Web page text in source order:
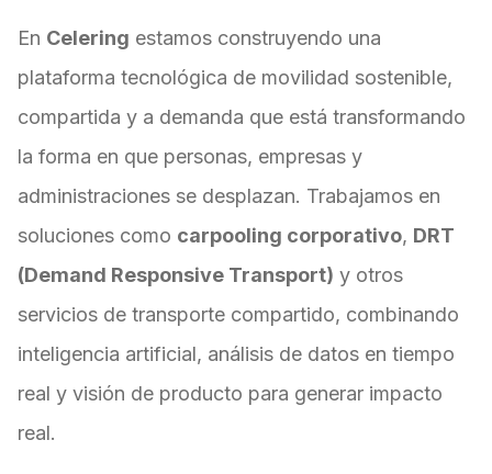
En Celering estamos construyendo una
plataforma tecnológica de movilidad sostenible,
compartida y a demanda que está transformando
la forma en que personas, empresas y
administraciones se desplazan. Trabajamos en
soluciones como carpooling corporativo, DRT
(Demand Responsive Transport) y otros
servicios de transporte compartido, combinando
inteligencia artificial, análisis de datos en tiempo
real y visión de producto para generar impacto
real.